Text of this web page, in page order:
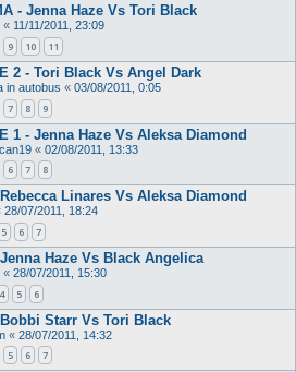
- Jenna Haze Vs Tori Black
« 11/11/2011, 23:09
9 10 11
2 - Tori Black Vs Angel Dark
in autobus « 03/08/2011, 0:05
7 8 9
1 - Jenna Haze Vs Aleksa Diamond
« 02/08/2011, 13:33
6 7 8
Linares Vs Aleksa Diamond
28/07/2011, 18:24
5 6 7
Haze Vs Black Angelica
« 28/07/2011, 15:30
4 5 6
Starr Vs Tori Black
« 28/07/2011, 14:32
5 6 7